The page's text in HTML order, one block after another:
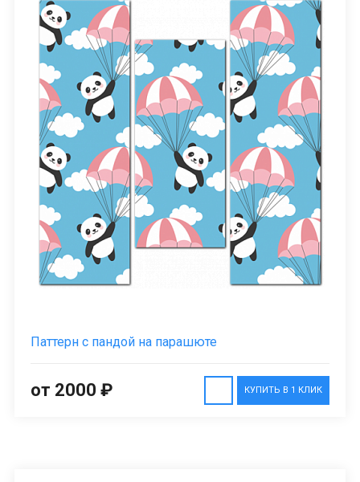
Паттерн с пандой на парашюте
КУПИТЬ В 1 КЛИК
от 2000 ₽